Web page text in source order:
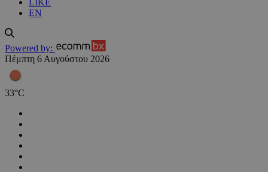
LIKE
EN
Powered by:
Πέμπτη 6 Αυγούστου 2026
33°C